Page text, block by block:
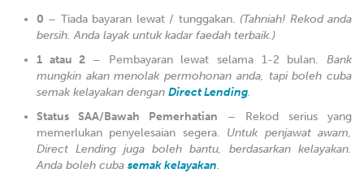
0 – Tiada bayaran lewat / tunggakan. (Tahniah! Rekod anda
bersih. Anda layak untuk kadar faedah terbaik.)
1 atau 2 – Pembayaran lewat selama 1-2 bulan. Bank
mungkin akan menolak permohonan anda, tapi boleh cuba
semak kelayakan dengan Direct Lending.
Status SAA/Bawah Pemerhatian – Rekod serius yang
memerlukan penyelesaian segera. Untuk penjawat awam,
Direct Lending juga boleh bantu, berdasarkan kelayakan.
Anda boleh cuba semak kelayakan.